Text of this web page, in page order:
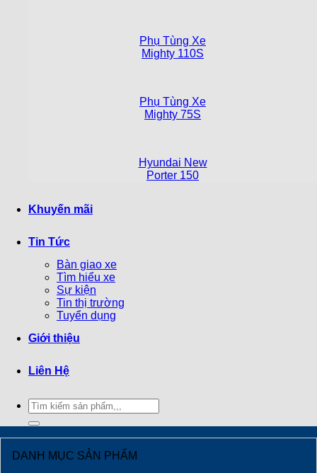
Phụ Tùng Xe
Mighty 110S
Phụ Tùng Xe
Mighty 75S
Hyundai New
Porter 150
Khuyến mãi
Tin Tức
Bàn giao xe
Tìm hiểu xe
Sự kiện
Tin thị trường
Tuyển dụng
Giới thiệu
Liên Hệ
Tìm
kiếm:
DANH MỤC SẢN PHẨM